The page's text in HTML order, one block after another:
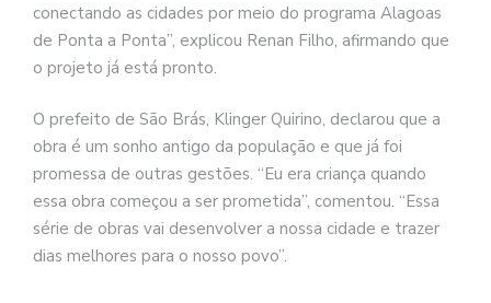
conectando as cidades por meio do programa Alagoas
de Ponta a Ponta”, explicou Renan Filho, afirmando que
o projeto já está pronto.
O prefeito de São Brás, Klinger Quirino, declarou que a
obra é um sonho antigo da população e que já foi
promessa de outras gestões. “Eu era criança quando
essa obra começou a ser prometida”, comentou. “Essa
série de obras vai desenvolver a nossa cidade e trazer
dias melhores para o nosso povo”.